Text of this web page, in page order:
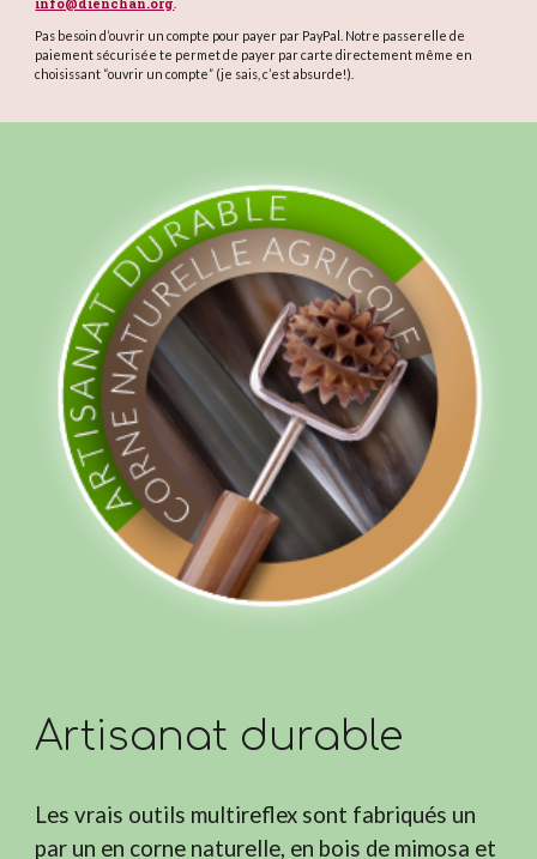
info@dienchan.org
Pas besoin d’ouvrir un compte pour payer par PayPal. Notre passerelle de
paiement sécurisée te permet de payer par carte directement même en
choisissant “ouvrir un compte” (je sais, c’est absurde!).
Artisanat durable
Les vrais outils multireflex sont fabriqués un
par un en corne naturelle, en bois de mimosa et